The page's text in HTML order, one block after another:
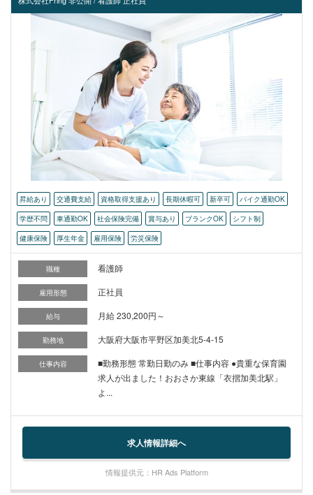
昇給あり 交通費支給 資格取得支援あり 長期休暇可 新卒可
バイク通勤OK
学歴不問
車通勤OK 社会保険完備 賞与あり ブランクOK
シフト制
健康保険
厚生年金 雇用保険 労災保険
職種 看護師
雇用形態 正社員
給与 月給 230,200円～
勤務地 大阪府大阪市平野区加美北5-4-15
仕事内容
■勤務形態 常勤日勤のみ ■仕事内容 ●貴重な保育園
求人が出ました！おおさか東線「衣摺加美北駅」
よ...
求人情報詳細へ
情報提供元：HR Ads Platform